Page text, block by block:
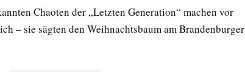
Chaoten der „Letzten Generation“ machen vor
– sie sägten den Weihnachtsbaum am Brandenburger